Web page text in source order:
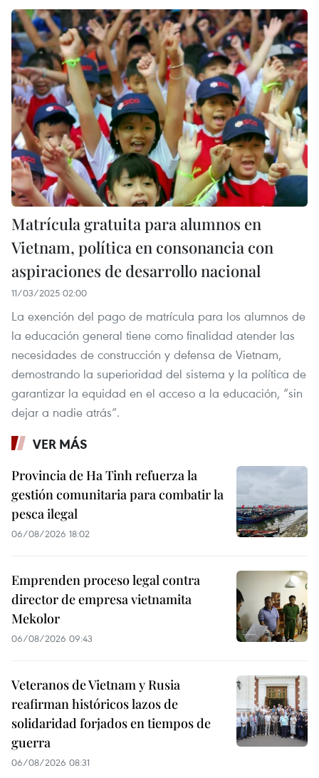
Matrícula gratuita para alumnos en
Vietnam, política en consonancia con
aspiraciones de desarrollo nacional
11/03/2025 02:00
La exención del pago de matrícula para los alumnos de
la educación general tiene como finalidad atender las
necesidades de construcción y defensa de Vietnam,
demostrando la superioridad del sistema y la política de
garantizar la equidad en el acceso a la educación, “sin
dejar a nadie atrás”.
VER MÁS
Provincia de Ha Tinh refuerza la
gestión comunitaria para combatir la
pesca ilegal
06/08/2026 18:02
Emprenden proceso legal contra
director de empresa vietnamita
Mekolor
06/08/2026 09:43
Veteranos de Vietnam y Rusia
reafirman históricos lazos de
solidaridad forjados en tiempos de
guerra
06/08/2026 08:31